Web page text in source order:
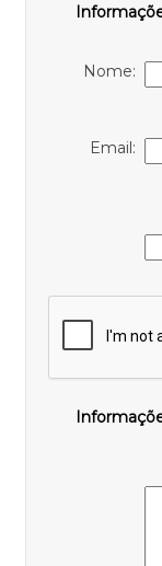
Nome:
Email: